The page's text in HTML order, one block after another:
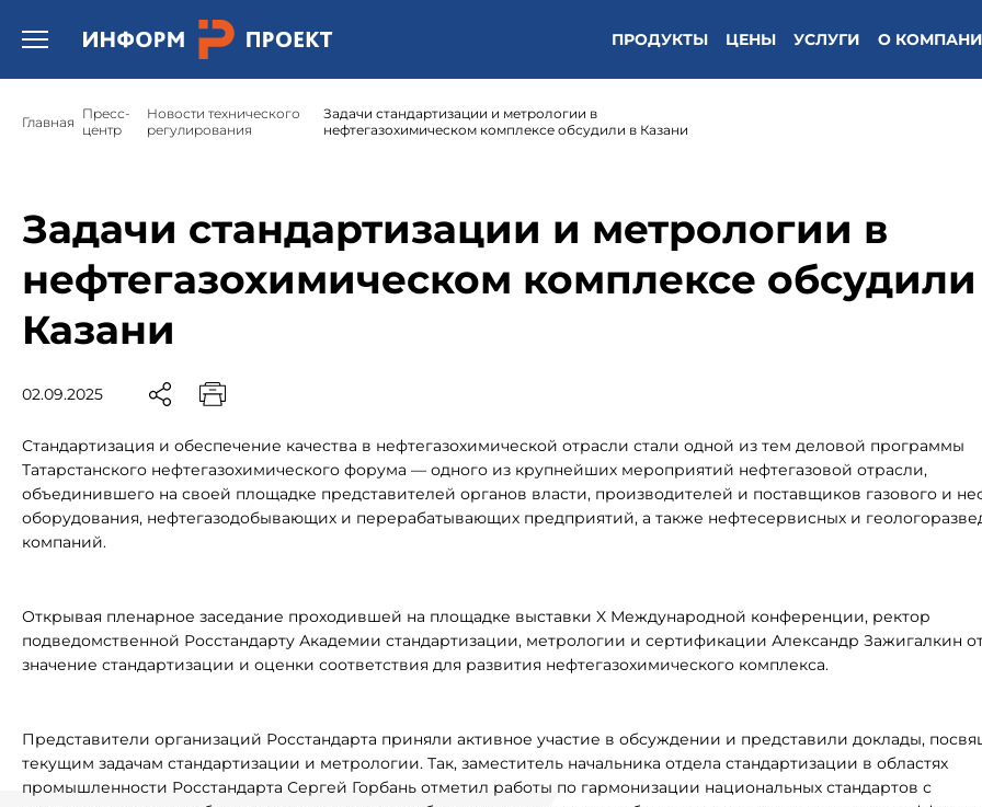
Открыть бургер меню. ПРОДУКТЫ ЦЕНЫ УСЛУГИ О
Главная Пресс-
центр
Новости технического
регулирования
Задачи стандартизации и метрологии в
нефтегазохимическом комплексе обсудили в Казани
Задачи стандартизации и метрологии в
нефтегазохимическом комплексе обсудили
Казани
02.09.2025
Стандартизация и обеспечение качества в нефтегазохимической отрасли стали одной из тем деловой программы
Татарстанского нефтегазохимического форума — одного из крупнейших мероприятий нефтегазовой отрасли,
объединившего на своей площадке представителей органов власти, производителей и поставщиков газового и
оборудования, нефтегазодобывающих и перерабатывающих предприятий, а также нефтесервисных и
компаний.
Открывая пленарное заседание проходившей на площадке выставки X Международной конференции, ректор
подведомственной Росстандарту Академии стандартизации, метрологии и сертификации Александр Зажигалкин
значение стандартизации и оценки соответствия для развития нефтегазохимического комплекса.
Представители организаций Росстандарта приняли активное участие в обсуждении и представили доклады,
текущим задачам стандартизации и метрологии. Так, заместитель начальника отдела стандартизации в областях
промышленности Росстандарта Сергей Горбань отметил работы по гармонизации национальных стандартов с